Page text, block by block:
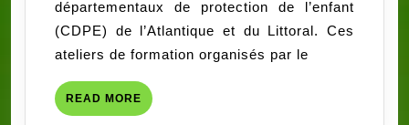
PROTECTION
DE
L’ENFANT
(CDPE)
départementaux de protection de l’enfant
(CDPE) de l’Atlantique et du Littoral. Ces
ateliers de formation organisés par le
READ MORE READ
MORE